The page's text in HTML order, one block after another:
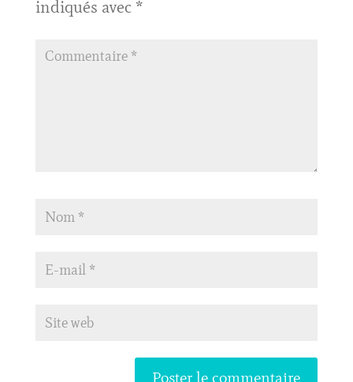
indiqués avec *